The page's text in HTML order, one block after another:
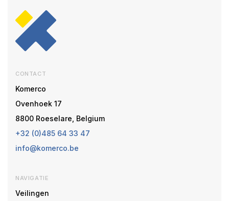
CONTACT
Komerco
Ovenhoek 17
8800 Roeselare, Belgium
+32 (0)485 64 33 47
info@komerco.be
NAVIGATIE
Veilingen